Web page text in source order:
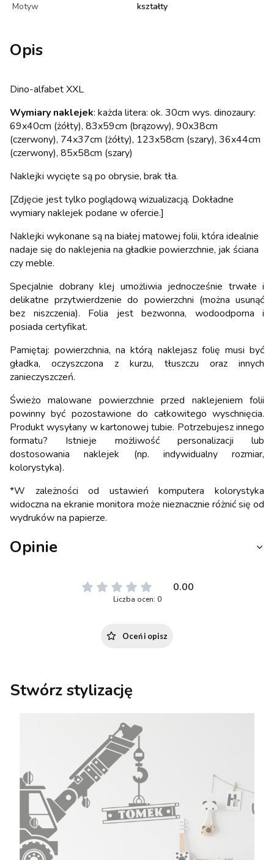
Motyw kształty
Opis
Dino-alfabet XXL
Wymiary naklejek: każda litera: ok. 30cm wys. dinozaury:
69x40cm (żółty), 83x59cm (brązowy), 90x38cm
(czerwony), 74x37cm (żółty), 123x58cm (szary), 36x44cm
(czerwony), 85x58cm (szary)
Naklejki wycięte są po obrysie, brak tła.
[Zdjęcie jest tylko poglądową wizualizacją. Dokładne
wymiary naklejek podane w ofercie.]
Naklejki wykonane są na białej matowej folii, która idealnie
nadaje się do naklejenia na gładkie powierzchnie, jak ściana
czy meble.
Specjalnie dobrany klej umożliwia jednocześnie trwałe i
delikatne przytwierdzenie do powierzchni (można usunąć
bez niszczenia). Folia jest bezwonna, wodoodporna i
posiada certyfikat.
Pamiętaj: powierzchnia, na którą naklejasz folię musi być
gładka, oczyszczona z kurzu, tłuszczu oraz innych
zanieczyszczeń.
Świeżo malowane powierzchnie przed naklejeniem folii
powinny być pozostawione do całkowitego wyschnięcia.
Produkt wysyłany w kartonowej tubie. Potrzebujesz innego
formatu? Istnieje możliwość personalizacji lub
dostosowania naklejek (np. indywidualny rozmiar,
kolorystyka).
*W zależności od ustawień komputera kolorystyka
widoczna na ekranie monitora może nieznacznie różnić się od
wydruków na papierze.
Opinie
0.00
Liczba ocen: 0
Oceń i opisz
Stwórz stylizację